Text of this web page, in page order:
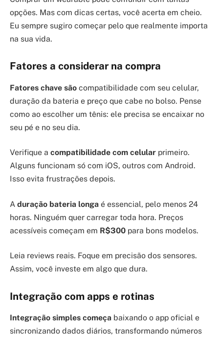
opções. Mas com dicas certas, você acerta em cheio.
Eu sempre sugiro começar pelo que realmente importa
na sua vida.
Fatores a considerar na compra
Fatores chave são compatibilidade com seu celular,
duração da bateria e preço que cabe no bolso. Pense
como ao escolher um tênis: ele precisa se encaixar no
seu pé e no seu dia.
Verifique a compatibilidade com celular primeiro.
Alguns funcionam só com iOS, outros com Android.
Isso evita frustrações depois.
A duração bateria longa é essencial, pelo menos 24
horas. Ninguém quer carregar toda hora. Preços
acessíveis começam em R$300 para bons modelos.
Leia reviews reais. Foque em precisão dos sensores.
Assim, você investe em algo que dura.
Integração com apps e rotinas
Integração simples começa baixando o app oficial e
sincronizando dados diários, transformando números